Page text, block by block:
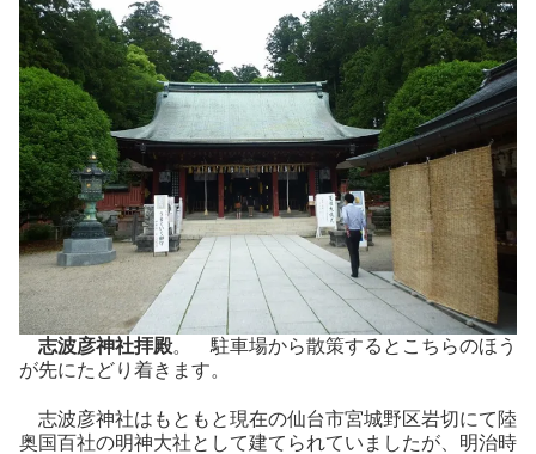
志波彦神社拝殿。 駐車場から散策するとこちらのほう
が先にたどり着きます。
志波彦神社はもともと現在の仙台市宮城野区岩切にて陸
奥国百社の明神大社として建てられていましたが、明治時